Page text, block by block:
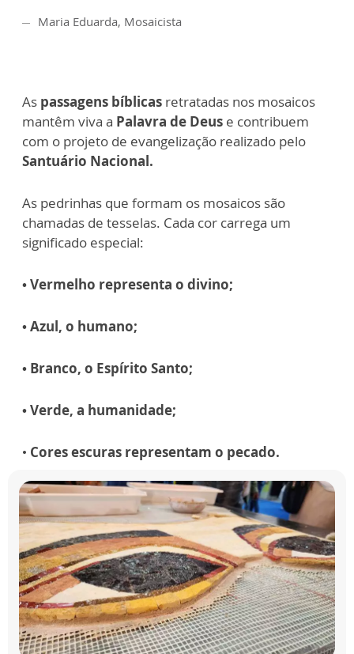
Maria Eduarda, Mosaicista
As passagens bíblicas retratadas nos mosaicos
mantêm viva a Palavra de Deus e contribuem
com o projeto de evangelização realizado pelo
Santuário Nacional.
As pedrinhas que formam os mosaicos são
chamadas de tesselas. Cada cor carrega um
significado especial:
• Vermelho representa o divino;
• Azul, o humano;
• Branco, o Espírito Santo;
• Verde, a humanidade;
• Cores escuras representam o pecado.